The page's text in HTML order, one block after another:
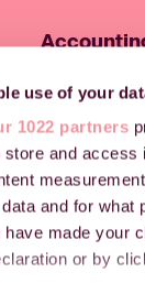
use of your
1022 partners
and access
and for what
have made your
or by
events